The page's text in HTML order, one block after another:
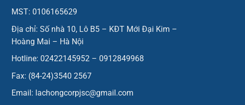
MST: 0106165629
Địa chỉ: Số nhà 10, Lô B5 – KĐT Mới Đại Kim –
Hoàng Mai – Hà Nội
Hotline: 02422145952 – 0912849968
Fax: (84-24)3540 2567
Email: lachongcorpjsc@gmail.com